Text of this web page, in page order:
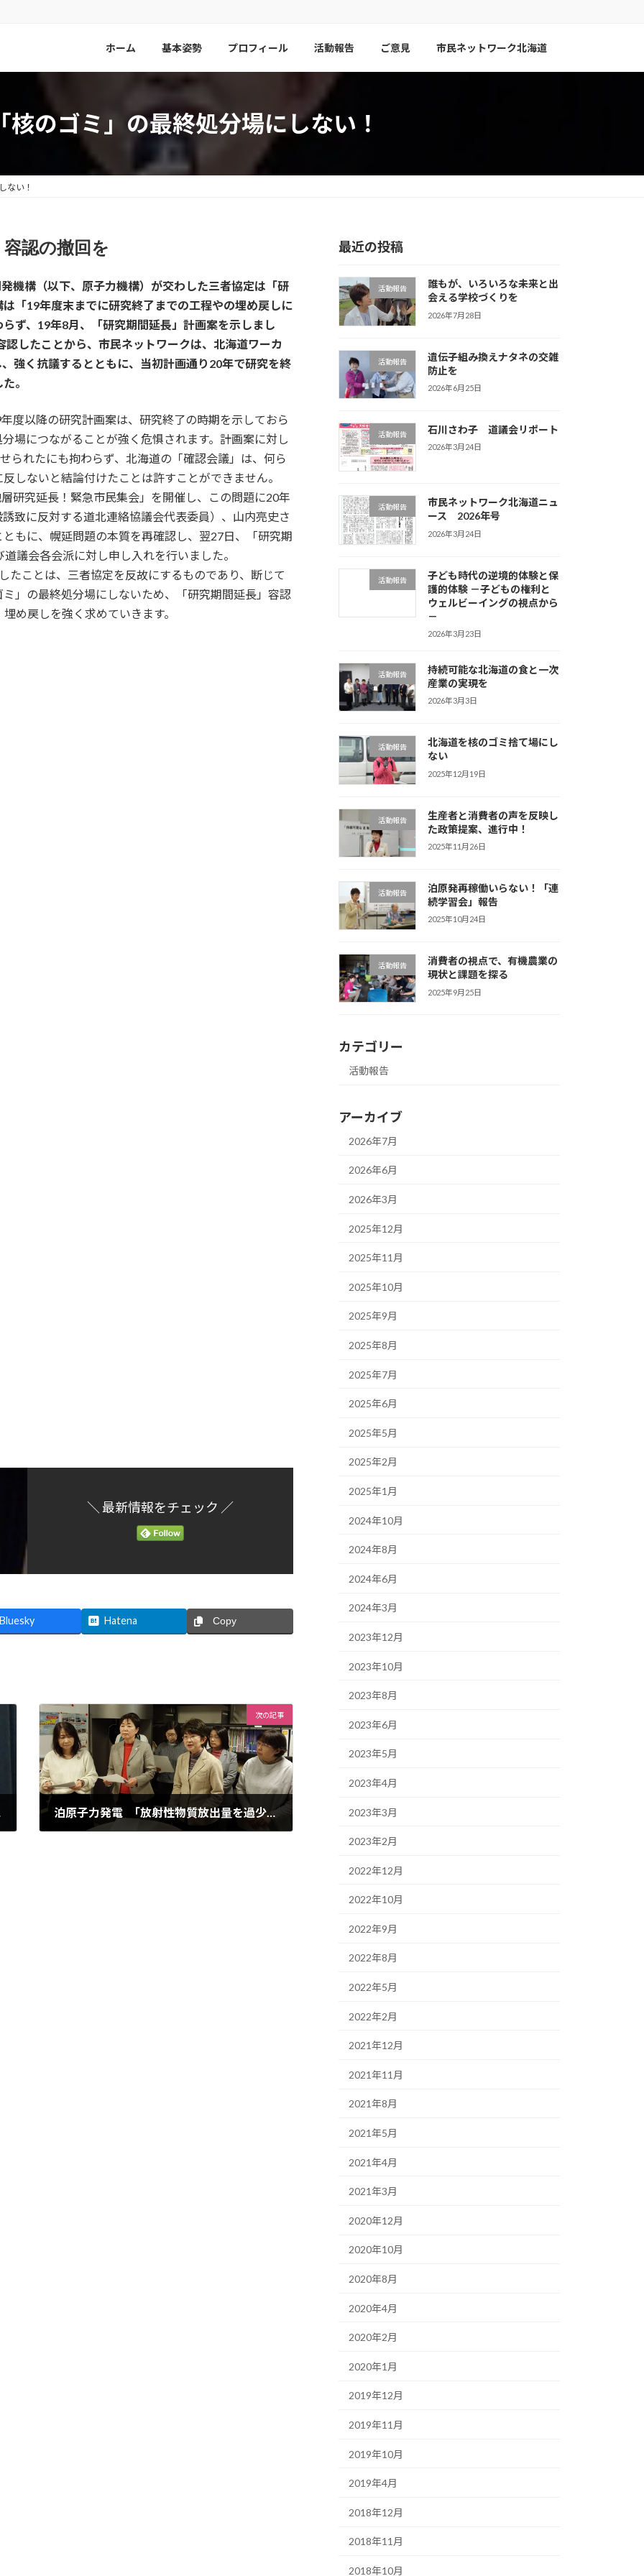
ホーム 基本姿勢 プロフィール 活動報告 ご意見 市民ネットワーク北海道
核のゴミ」の最終処分場にしない！
ない！
認の撤回を
機構（以下、原子力機構）が交わした三者協定は「研
「19年度末までに研究終了までの工程やの埋め戻しに
ず、19年8月、「研究期間延長」計画案を示しまし
したことから、市民ネットワークは、北海道ワーカ
強く抗議するとともに、当初計画通り20年で研究を終
。
度以降の研究計画案は、研究終了の時期を示しておら
場につながることが強く危惧されます。計画案に対し
られたにも拘わらず、北海道の「確認会議」は、何ら
しないと結論付けたことは許すことができません。
研究延長！緊急市民集会」を開催し、この問題に20年
致に反対する道北連絡協議会代表委員）、山内亮史さ
もに、幌延問題の本質を再確認し、翌27日、「研究期
議会各会派に対し申し入れを行いました。
たことは、三者協定を反故にするものであり、断じて
」の最終処分場にしないため、「研究期間延長」容認
め戻しを強く求めていきます。
＼ 最新情報をチェック ／
Hatena Copy
次の記事
泊原子力発電 ｢放射性物質放出量を過少報告｣に抗議！
最近の投稿
活動報告
誰もが、いろいろな未来と出
会える学校づくりを
2026年7月28日
活動報告
遺伝子組み換えナタネの交雑
防止を
2026年6月25日
活動報告 石川さわ子 道議会リポート
2026年3月24日
活動報告
市民ネットワーク北海道ニュ
ース 2026年号
2026年3月24日
活動報告
子ども時代の逆境的体験と保
護的体験 －子どもの権利と
ウェルビーイングの視点から
－
2026年3月23日
活動報告
持続可能な北海道の食と一次
産業の実現を
2026年3月3日
活動報告
北海道を核のゴミ捨て場にし
ない
2025年12月19日
活動報告
生産者と消費者の声を反映し
た政策提案、進行中！
2025年11月26日
活動報告
泊原発再稼働いらない！「連
続学習会」報告
2025年10月24日
活動報告
消費者の視点で、有機農業の
現状と課題を探る
2025年9月25日
カテゴリー
活動報告
アーカイブ
2026年7月
2026年6月
2026年3月
2025年12月
2025年11月
2025年10月
2025年9月
2025年8月
2025年7月
2025年6月
2025年5月
2025年2月
2025年1月
2024年10月
2024年8月
2024年6月
2024年3月
2023年12月
2023年10月
2023年8月
2023年6月
2023年5月
2023年4月
2023年3月
2023年2月
2022年12月
2022年10月
2022年9月
2022年8月
2022年5月
2022年2月
2021年12月
2021年11月
2021年8月
2021年5月
2021年4月
2021年3月
2020年12月
2020年10月
2020年8月
2020年4月
2020年2月
2020年1月
2019年12月
2019年11月
2019年10月
2019年4月
2018年12月
2018年11月
2018年10月